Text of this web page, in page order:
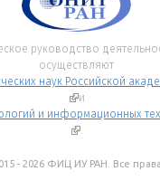
руководство
осуществляют
наук Российской
(внешняя ссылка)
и
и информационных
(внешняя ссылка)
.
- 2026 ФИЦ ИУ РАН. Все